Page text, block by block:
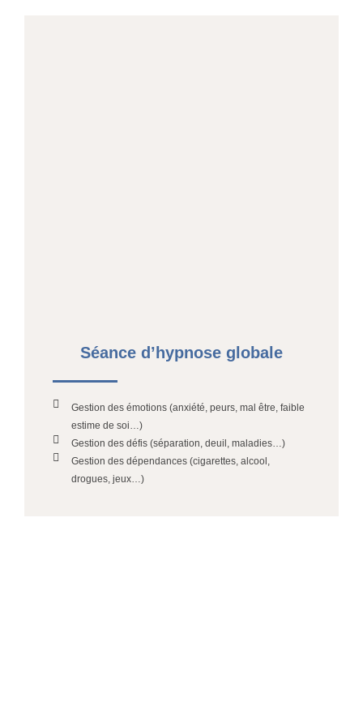
Séance d’hypnose globale
Gestion des émotions (anxiété, peurs, mal être, faible
estime de soi…)
Gestion des défis (séparation, deuil, maladies…)
Gestion des dépendances (cigarettes, alcool,
drogues, jeux…)